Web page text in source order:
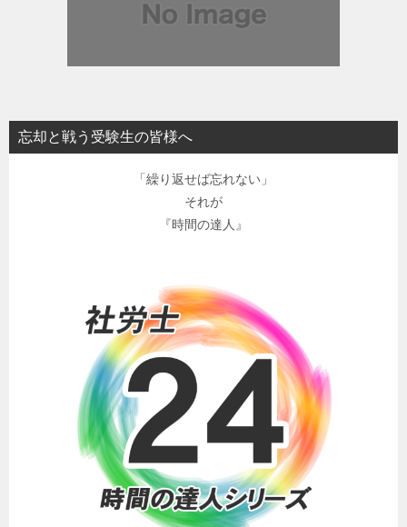
忘却と戦う受験生の皆様へ
「繰り返せば忘れない」
それが
『時間の達人』